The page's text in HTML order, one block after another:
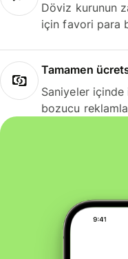
Döviz kurunun
için favori para
Tamamen
Saniyeler
bozucu